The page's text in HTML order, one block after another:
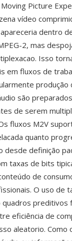
Picture
vídeo
dentro
2, mas
Isso
em fluxos de
produção
são
de serem
fluxos M2V
quanto
desde definição
taxas de bits
de
O uso de
preditivos
eficiência de
aleatorio. Como